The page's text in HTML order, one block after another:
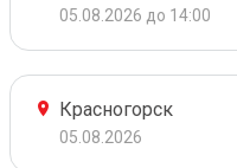
05.08.2026 до 14:00
Красногорск
05.08.2026